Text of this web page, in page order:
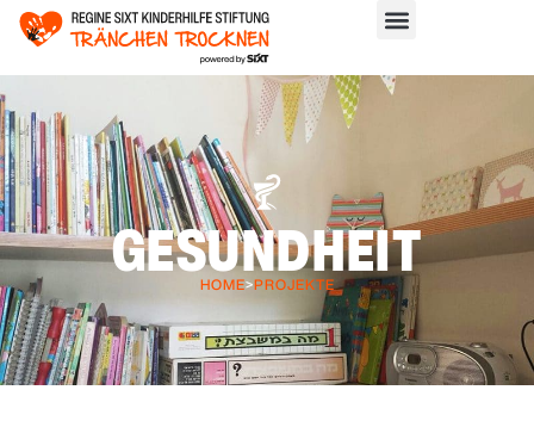
GESUNDHEIT
HOME>PROJEKTE